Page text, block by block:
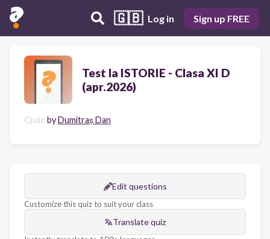
🇬🇧 Log in Sign up FREE
Test la ISTORIE - Clasa XI D
(apr.2026)
Quiz byDumitraș Dan
Edit questions
Customize this quiz to suit your class
Translate quiz